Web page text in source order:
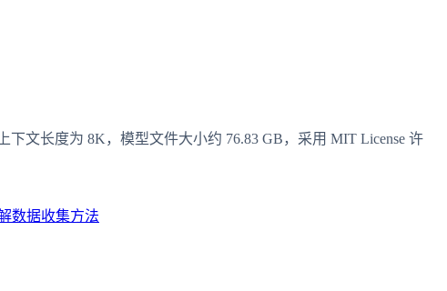
文长度为 8K，模型文件大小约 76.83 GB，采用 MIT License 许
数据收集方法